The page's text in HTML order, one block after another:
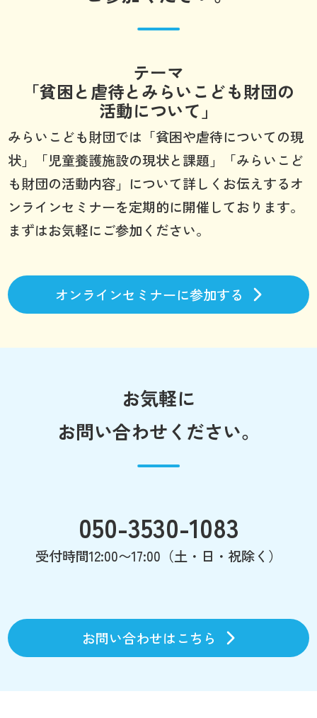
テーマ
「貧困と虐待とみらいこども財団の
活動について」
みらいこども財団では「貧困や虐待についての現
状」「児童養護施設の現状と課題」「みらいこど
も財団の活動内容」について詳しくお伝えするオ
ンラインセミナーを定期的に開催しております。
まずはお気軽にご参加ください。
オンラインセミナーに参加する
お気軽に
お問い合わせください。
050-3530-1083
受付時間12:00〜17:00（土・日・祝除く）
お問い合わせはこちら